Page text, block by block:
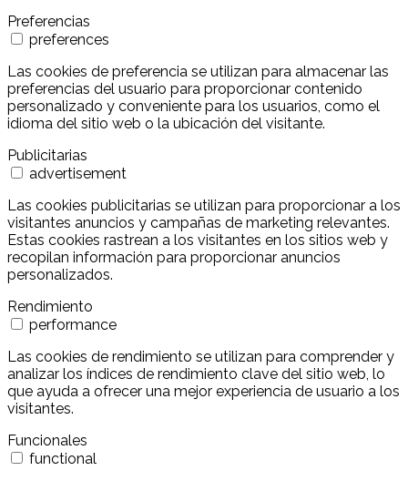
Preferencias
preferences
Las cookies de preferencia se utilizan para almacenar las
preferencias del usuario para proporcionar contenido
personalizado y conveniente para los usuarios, como el
idioma del sitio web o la ubicación del visitante.
Publicitarias
advertisement
Las cookies publicitarias se utilizan para proporcionar a los
visitantes anuncios y campañas de marketing relevantes.
Estas cookies rastrean a los visitantes en los sitios web y
recopilan información para proporcionar anuncios
personalizados.
Rendimiento
performance
Las cookies de rendimiento se utilizan para comprender y
analizar los índices de rendimiento clave del sitio web, lo
que ayuda a ofrecer una mejor experiencia de usuario a los
visitantes.
Funcionales
functional